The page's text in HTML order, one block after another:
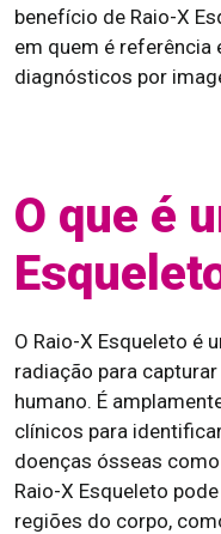
benefício de Raio-X
em quem é referência
diagnósticos por
O que é
O Raio-X Esqueleto é
radiação para
humano. É
clínicos para
doenças ósseas
Raio-X Esqueleto
regiões do corpo,